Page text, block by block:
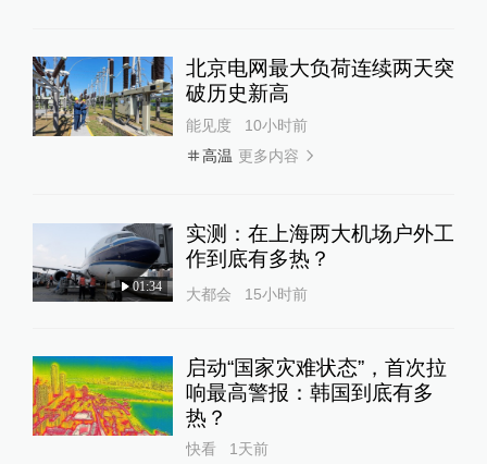
北京电网最大负荷连续两天突
破历史新高
能见度
10小时前
高温 更多内容
01:34
实测：在上海两大机场户外工
作到底有多热？
大都会 15小时前
启动“国家灾难状态”，首次拉
响最高警报：韩国到底有多
热？
快看 1天前